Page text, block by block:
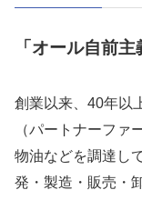
「オール自前
創業以来、40年以
（パートナーファ
物油などを調達し
発・製造・販売・